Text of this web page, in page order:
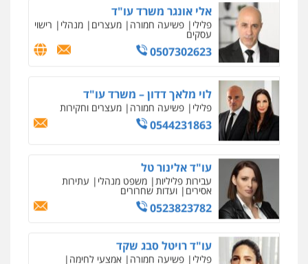
עו"ד אילן אלימלך
פלילי פשיעה חמורה תעבורה אסירים
0522992110
עו"ד שאדי נאטור
פלילי פשיעה חמורה מעצרים וחקירות
0509230800
משרד עורכי דין פארס פלאח
פלילי צבאי צווארון לבן והונאה ביטוח לאומי
0549911449
עו"ד עידית שינו-אמיתי
פלילי עורכי דין לענייני אסירים
חמורה מעצרים וחקירות
אלי אונגר משרד עו"ד
פלילי פשיעה חמורה מעצרים מנהלי רישוי
עסקים
0507302623
לוי מלאך דדון – משרד עו"ד
פלילי פשיעה חמורה מעצרים וחקירות
0544231863
עו"ד אלינור טל
עבירות פליליות משפט מנהלי עתירות
אסירים ועדות שחרורים
0523823782
עו"ד רויטל סבג שקד
פלילי פשיעה חמורה אמצעי לחימה
ניר קידר – צלם
0504578527
שליליים
שירותים מקצועיים לעורכי דין
0522508109
אחסון אתרים
מקצועיים לעורכי דין